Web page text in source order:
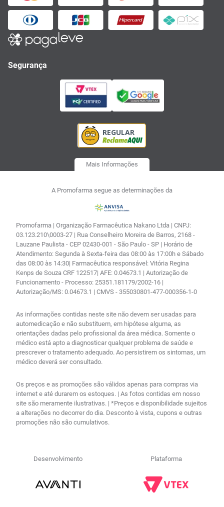
Segurança
Mais Informações
A Promofarma segue as determinações da
Promofarma | Organização Farmacêutica Nakano Ltda | CNPJ:
03.123.210\0003-27 | Rua Conselheiro Moreira de Barros, 2168 -
Lauzane Paulista - CEP 02430-001 - São Paulo - SP | Horário de
Atendimento: Segunda à Sexta-feira das 08:00 às 17:00h e Sábado
das 08:00 às 14:30| Farmacêutica responsável: Vitória Regina
Kenps de Souza CRF 122517| AFE: 0.04673.1 | Autorização de
Funcionamento - Processo: 25351.181179/2002-16 |
Autorização/MS: 0.04673.1 | CMVS - 355030801-477-000356-1-0
As informações contidas neste site não devem ser usadas para
automedicação e não substituem, em hipótese alguma, as
orientações dadas pelo profissional da área médica. Somente o
médico está apto a diagnosticar qualquer problema de saúde e
prescrever o tratamento adequado. Ao persistirem os sintomas, um
médico deverá ser consultado.
Os preços e as promoções são válidos apenas para compras via
internet e até durarem os estoques. | As fotos contidas em nosso
site são meramente ilustrativas. | *Preços e disponibilidade sujeitos
a alterações no decorrer do dia. Desconto à vista, cupons e outras
promoções não são cumulativos.
Desenvolvimento Plataforma